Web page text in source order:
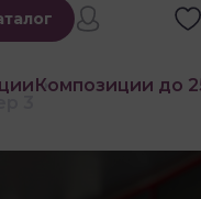
Композиции до